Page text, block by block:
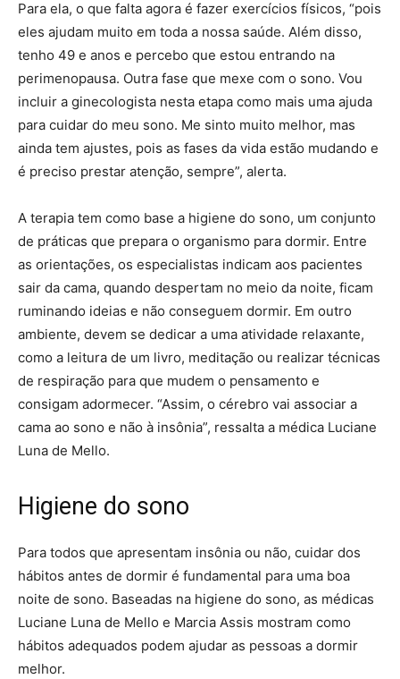
Para ela, o que falta agora é fazer exercícios físicos, “pois
eles ajudam muito em toda a nossa saúde. Além disso,
tenho 49 e anos e percebo que estou entrando na
perimenopausa. Outra fase que mexe com o sono. Vou
incluir a ginecologista nesta etapa como mais uma ajuda
para cuidar do meu sono. Me sinto muito melhor, mas
ainda tem ajustes, pois as fases da vida estão mudando e
é preciso prestar atenção, sempre”, alerta.
A terapia tem como base a higiene do sono, um conjunto
de práticas que prepara o organismo para dormir. Entre
as orientações, os especialistas indicam aos pacientes
sair da cama, quando despertam no meio da noite, ficam
ruminando ideias e não conseguem dormir. Em outro
ambiente, devem se dedicar a uma atividade relaxante,
como a leitura de um livro, meditação ou realizar técnicas
de respiração para que mudem o pensamento e
consigam adormecer. “Assim, o cérebro vai associar a
cama ao sono e não à insônia”, ressalta a médica Luciane
Luna de Mello.
Higiene do sono
Para todos que apresentam insônia ou não, cuidar dos
hábitos antes de dormir é fundamental para uma boa
noite de sono. Baseadas na higiene do sono, as médicas
Luciane Luna de Mello e Marcia Assis mostram como
hábitos adequados podem ajudar as pessoas a dormir
melhor.